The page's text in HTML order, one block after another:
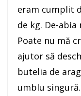
eram cumplit
de kg. De-
Poate nu mă
ajutor să
butelia de
umblu